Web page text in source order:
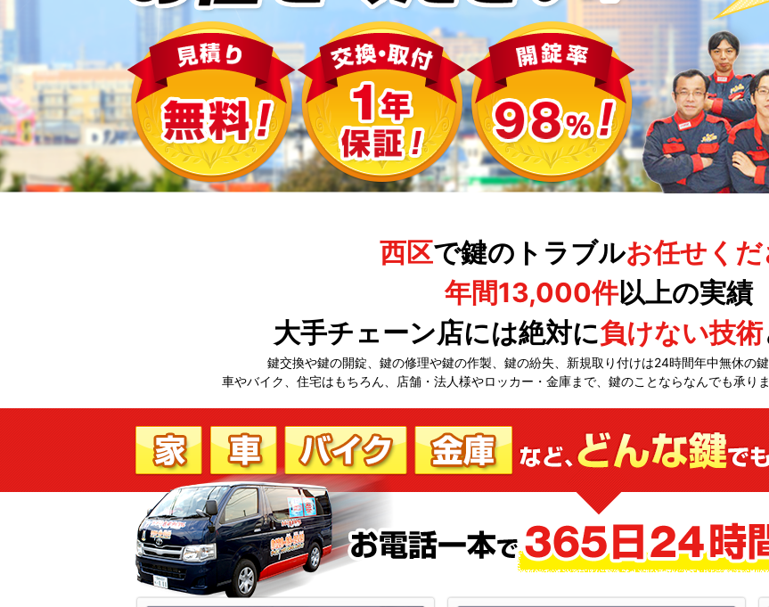
西区で鍵のトラブルお任せく
年間13,000件以上の実績
大手チェーン店には絶対に負けない技術
鍵交換や鍵の開錠、鍵の修理や鍵の作製、鍵の紛失、新規取り付けは24時間年中無休の
車やバイク、住宅はもちろん、店舗・法人様やロッカー・金庫まで、鍵のことならなんでも承り